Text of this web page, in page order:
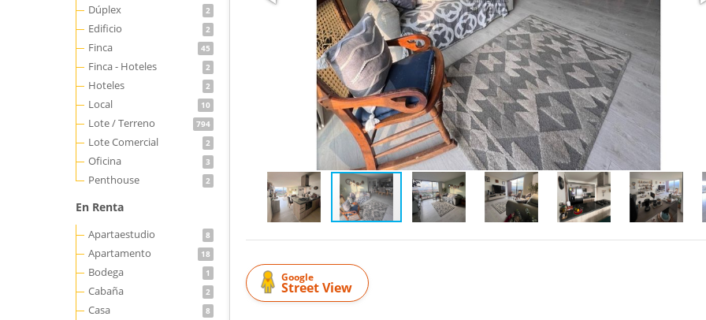
Dúplex 2
Edificio 2
Finca 45
Finca - Hoteles 2
Hoteles 2
Local 10
Lote / Terreno 794
Lote Comercial 2
Oficina 3
Penthouse 2
En Renta
Apartaestudio 8
Apartamento 18
Bodega 1
Cabaña 2
Casa 8
Google
Street View